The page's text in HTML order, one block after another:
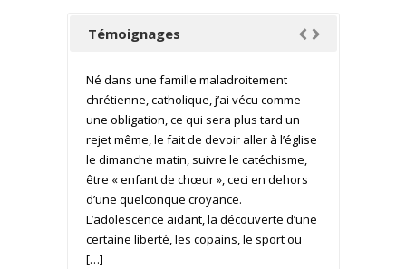
Témoignages
Né dans une famille maladroitement
chrétienne, catholique, j’ai vécu comme
une obligation, ce qui sera plus tard un
rejet même, le fait de devoir aller à l’église
le dimanche matin, suivre le catéchisme,
être « enfant de chœur », ceci en dehors
d’une quelconque croyance.
L’adolescence aidant, la découverte d’une
certaine liberté, les copains, le sport ou
[…]